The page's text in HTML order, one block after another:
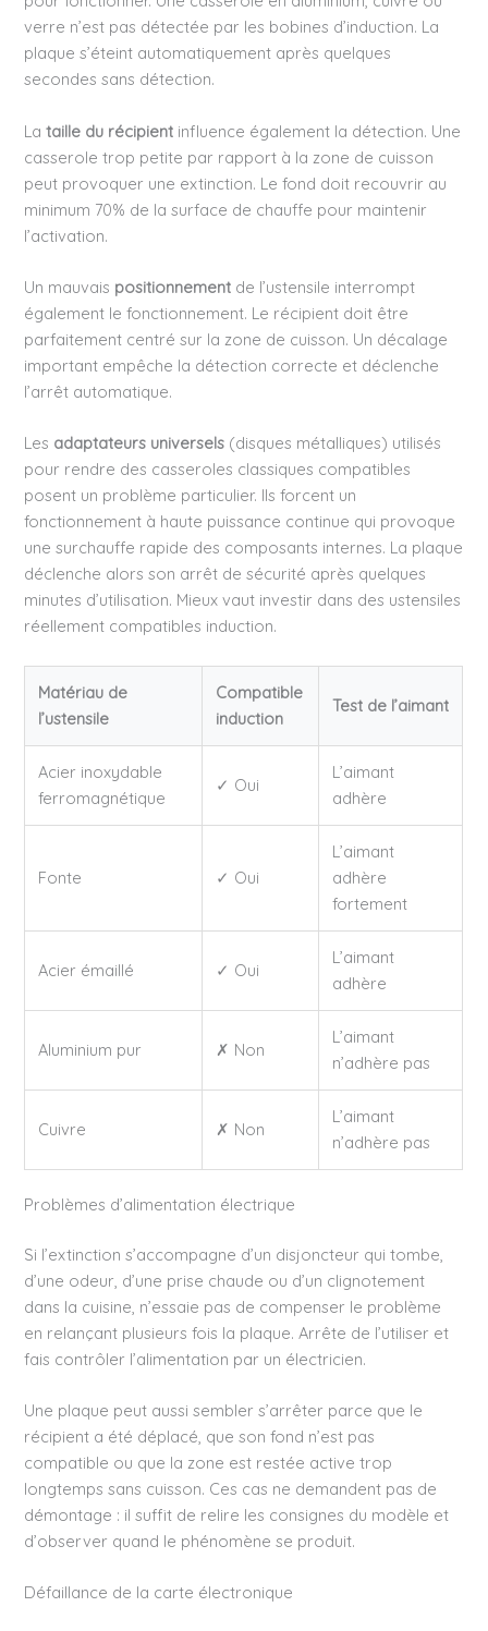
verre n’est pas détectée par les bobines d’induction. La
plaque s’éteint automatiquement après quelques
secondes sans détection.
Lataille du récipient influence également la détection. Une
casserole trop petite par rapport à la zone de cuisson
peut provoquer une extinction. Le fond doit recouvrir au
minimum 70% de la surface de chauffe pour maintenir
l’activation.
Un mauvais positionnement de l’ustensile interrompt
également le fonctionnement. Le récipient doit être
parfaitement centré sur la zone de cuisson. Un décalage
important empêche la détection correcte et déclenche
l’arrêt automatique.
Les adaptateurs universels (disques métalliques) utilisés
pour rendre des casseroles classiques compatibles
posent un problème particulier. Ils forcent un
fonctionnement à haute puissance continue qui provoque
une surchauffe rapide des composants internes. La plaque
déclenche alors son arrêt de sécurité après quelques
minutes d’utilisation. Mieux vaut investir dans des ustensiles
réellement compatibles induction.
Matériau de
l’ustensile
Compatible
induction
Test de l’aimant
Acier inoxydable
ferromagnétique
✓ Oui
L’aimant
adhère
Fonte ✓ Oui
L’aimant
adhère
fortement
Acier émaillé ✓ Oui
L’aimant
adhère
Aluminium pur ✗ Non
L’aimant
n’adhère pas
Cuivre ✗ Non
L’aimant
n’adhère pas
Problèmes d’alimentation électrique
Si l’extinction s’accompagne d’un disjoncteur qui tombe,
d’une odeur, d’une prise chaude ou d’un clignotement
dans la cuisine, n’essaie pas de compenser le problème
en relançant plusieurs fois la plaque. Arrête de l’utiliser et
fais contrôler l’alimentation par un électricien.
Une plaque peut aussi sembler s’arrêter parce que le
récipient a été déplacé, que son fond n’est pas
compatible ou que la zone est restée active trop
longtemps sans cuisson. Ces cas ne demandent pas de
démontage : il suffit de relire les consignes du modèle et
d’observer quand le phénomène se produit.
Défaillance de la carte électronique